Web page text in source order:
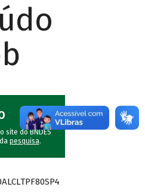
site do BNDES
pesquisa.